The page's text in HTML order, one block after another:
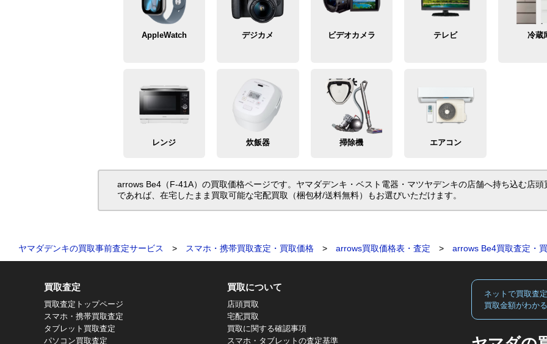
AppleWatch デジカメ ビデオカメラ テレビ 冷蔵
レンジ 炊飯器 掃除機 エアコン
arrows Be4（F-41A）の買取価格ページです。ヤマダデンキ・ベスト電器・マツヤデンキの店舗へ持ち込む店
であれば、在宅したまま買取可能な宅配買取（梱包材/送料無料）もお選びいただけます。
ヤマダデンキの買取事前査定サービス > スマホ・携帯買取査定・買取価格 > arrows買取価格表・査定 > arrows Be4買取査定・
買取査定
買取査定トップページ
スマホ・携帯買取査定
タブレット買取査定
パソコン買取査定
買取について
店頭買取
宅配買取
買取に関する確認事項
スマホ・タブレットの査定基準
ネットで買取査定
買取金額がわかる